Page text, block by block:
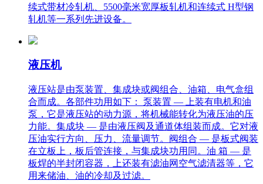
续式带材冷轧机、5500毫米宽厚板轧机和连续式 H型钢
轧机等一系列先进设备。
液压机
液压站是由泵装置、集成块或阀组合、油箱、电气盒组
合而成。各部件功用如下： 泵装置 — 上装有电机和油
泵，它是液压站的动力源，将机械能转化为液压油的压
力能。集成块 — 是由液压阀及通道体组装而成。它对液
压油实行方向、压力、流量调节。阀组合 — 是板式阀装
在立板上，板后管连接，与集成块功用同。油 箱 — 是
板焊的半封闭容器，上还装有滤油网空气滤清器等，它
用来储油、油的冷却及过滤。